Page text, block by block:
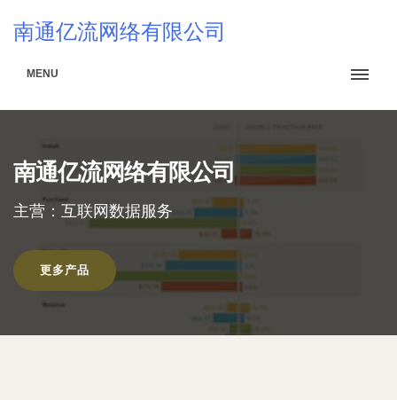
南通亿流网络有限公司
MENU
南通亿流网络有限公司
主营：互联网数据服务
更多产品